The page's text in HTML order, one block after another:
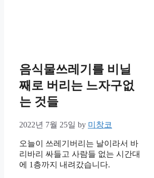
음식물쓰레기를 비닐
째로 버리는 느자구없
는 것들
2022년 7월 25일 by 미창코
오늘이 쓰레기버리는 날이라서 바
리바리 싸들고 사람들 없는 시간대
에 1층까지 내려갔습니다.